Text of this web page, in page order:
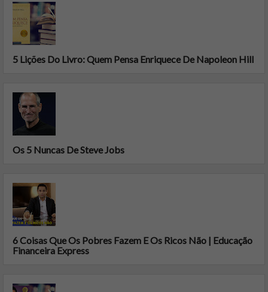
5 Lições Do Livro: Quem Pensa Enriquece De Napoleon Hill
Os 5 Nuncas De Steve Jobs
6 Coisas Que Os Pobres Fazem E Os Ricos Não | Educação
Financeira Express